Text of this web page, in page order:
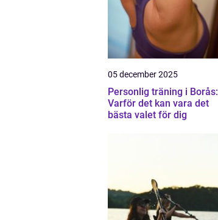
05 december 2025
Personlig träning i Borås:
Varför det kan vara det
bästa valet för dig